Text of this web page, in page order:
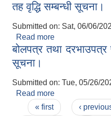
procurement of
Industrial
तह वृद्धि सम्बन्धी सूचना।
Submitted on: Sat, 06/06/
Read more
बोलपत्र तथा दरभाउपत्र
सूचना।
Submitted on: Tue, 05/26/
Read more
सूचना।
Pages
« first ‹